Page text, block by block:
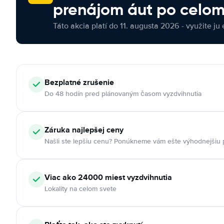
prenájom áut po
Táto akcia platí do 11. augusta 2026 - využite ju
Bezplatné zrušenie
Do 48 hodín pred plánovaným časom vyzdvihnutia
Záruka najlepšej ceny
Našli ste lepšiu cenu? Ponúkneme vám ešte výhodnejšiu
Viac ako 24000 miest vyzdvihnutia
Lokality na celom svete